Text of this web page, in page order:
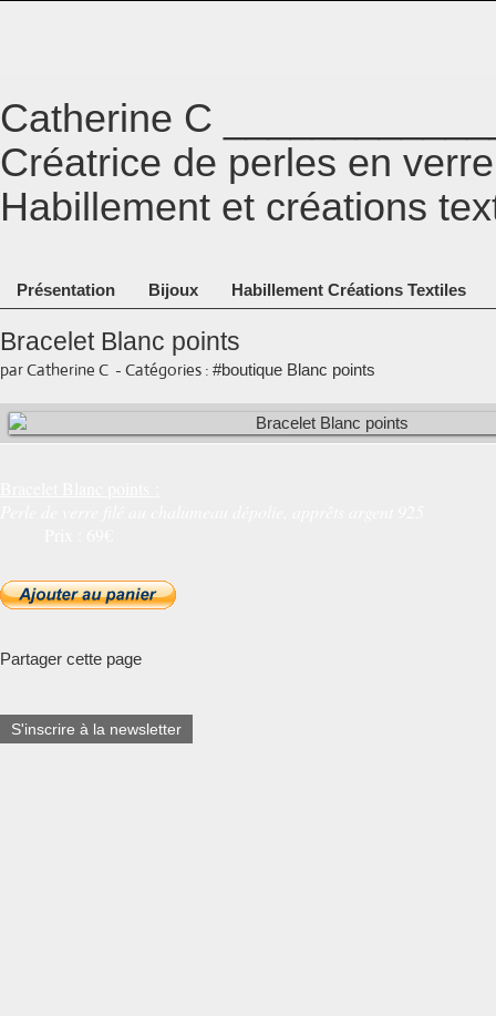
Catherine C
Créatrice de perles en
Habillement et créations
Présentation Bijoux Habillement Créations Textiles
Bracelet Blanc points
par Catherine C - Catégories : #boutique Blanc points
Partager cette page
S'inscrire à la newsletter